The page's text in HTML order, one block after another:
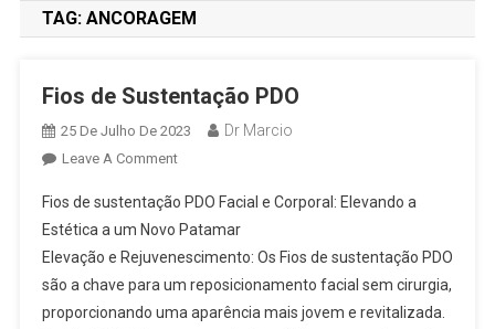
TAG: ANCORAGEM
Fios de Sustentação PDO
25 De Julho De 2023 Dr Marcio
Leave A Comment
Fios de sustentação PDO Facial e Corporal: Elevando a
Estética a um Novo Patamar
Elevação e Rejuvenescimento: Os Fios de sustentação PDO
são a chave para um reposicionamento facial sem cirurgia,
proporcionando uma aparência mais jovem e revitalizada.